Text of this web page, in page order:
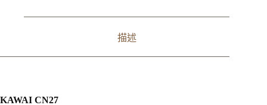
描述
KAWAI CN27